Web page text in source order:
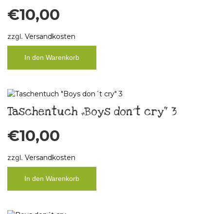
€10,00
zzgl. Versandkosten
In den Warenkorb
Taschentuch „Boys don´t cry“ 3
€10,00
zzgl. Versandkosten
In den Warenkorb